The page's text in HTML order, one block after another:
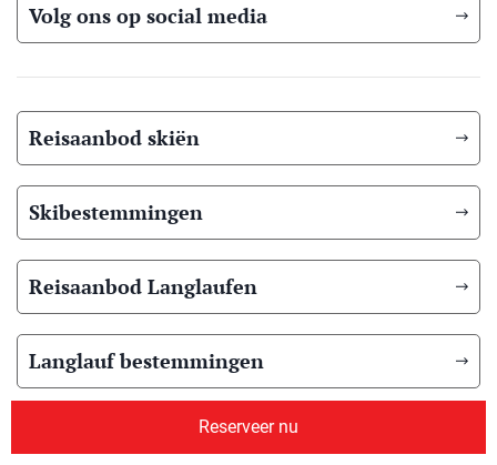
Reserveer nu
Volg ons op social media
Reisaanbod skiën
Skibestemmingen
Reisaanbod Langlaufen
Langlauf bestemmingen
Reisaanbod zomer